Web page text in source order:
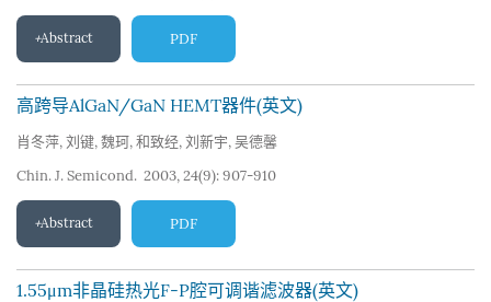
Abstract PDF
高跨导AlGaN/GaN HEMT器件(英文)
肖冬萍, 刘键, 魏珂, 和致经, 刘新宇, 吴德馨
Chin. J. Semicond. 2003, 24(9): 907-910
Abstract PDF
1.55μm非晶硅热光F-P腔可调谐滤波器(英文)